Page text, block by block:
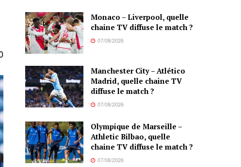
Monaco – Liverpool, quelle
chaine TV diffuse le match ?
07/08/2026
Manchester City – Atlético
Madrid, quelle chaine TV
diffuse le match ?
07/08/2026
Olympique de Marseille –
Athletic Bilbao, quelle
chaine TV diffuse le match ?
07/08/2026